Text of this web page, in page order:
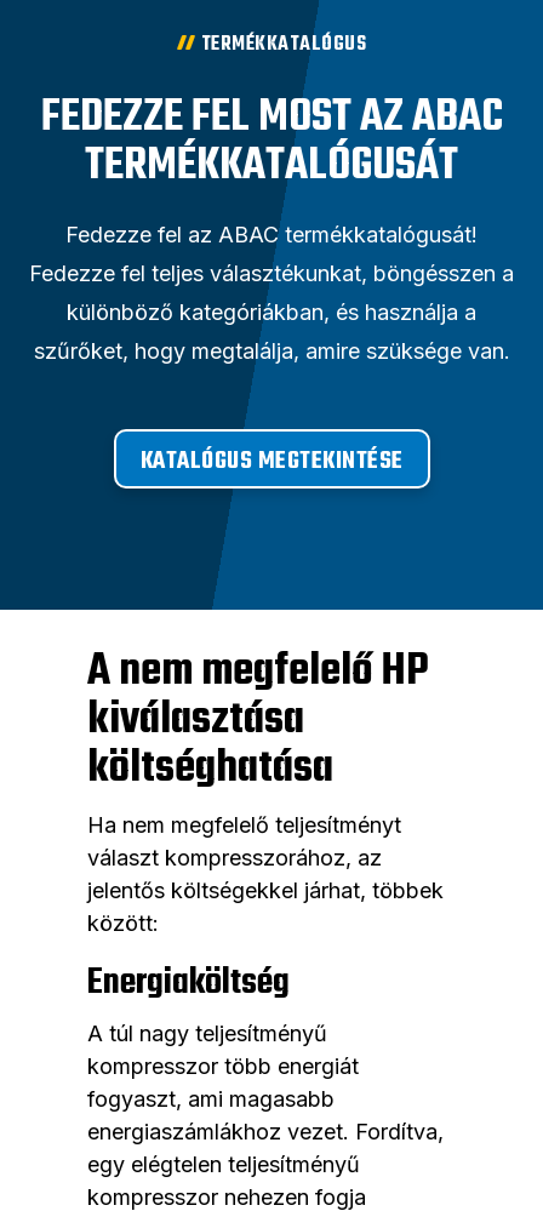
TERMÉKKATALÓGUS
FEDEZZE FEL MOST AZ ABAC
TERMÉKKATALÓGUSÁT
Fedezze fel az ABAC termékkatalógusát!
Fedezze fel teljes választékunkat, böngésszen a
különböző kategóriákban, és használja a
szűrőket, hogy megtalálja, amire szüksége van.
KATALÓGUS MEGTEKINTÉSE
A nem megfelelő HP
kiválasztása
költséghatása
Ha nem megfelelő teljesítményt
választ kompresszorához, az
jelentős költségekkel járhat, többek
között:
Energiaköltség
A túl nagy teljesítményű
kompresszor több energiát
fogyaszt, ami magasabb
energiaszámlákhoz vezet. Fordítva,
egy elégtelen teljesítményű
kompresszor nehezen fogja